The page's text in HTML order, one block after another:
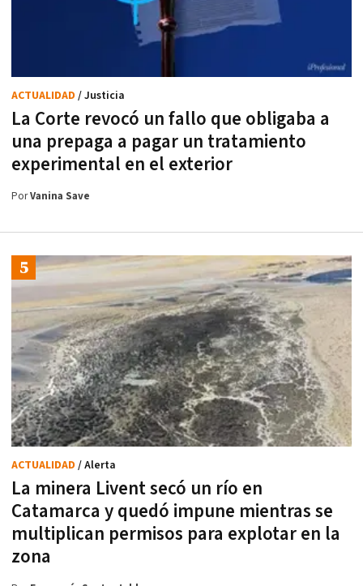
La Corte revocó un fallo que obligaba a
una prepaga a pagar un tratamiento
experimental en el exterior
ACTUALIDAD / Justicia
PorVanina Save
La minera Livent secó un río en
Catamarca y quedó impune mientras se
multiplican permisos para explotar en la
zona
ACTUALIDAD / Alerta